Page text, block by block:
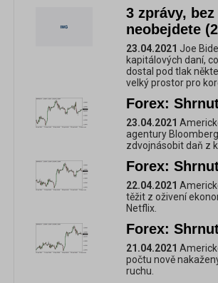
3 zprávy,
neobejdete
23.04.2021 Joe
kapitálových daní,
dostal pod tlak
velký prostor pro
Forex:
23.04.2021
agentury
zdvojnásobit daň z
Forex:
22.04.2021
těžit z oživení
Netflix.
Forex:
21.04.2021
počtu nově
ruchu.